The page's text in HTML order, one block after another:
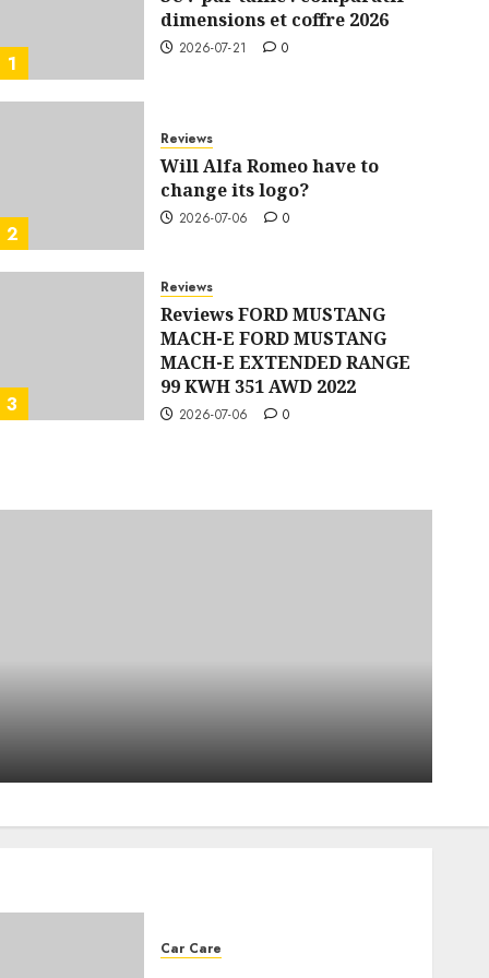
1
dimensions et coffre 2026
2026-07-21 0
2
Reviews
Will Alfa Romeo have to
change its logo?
2026-07-06 0
3
Reviews
Reviews FORD MUSTANG
MACH-E FORD MUSTANG
MACH-E EXTENDED RANGE
99 KWH 351 AWD 2022
2026-07-06 0
BMW 3 SERIES (G21)
Car Care